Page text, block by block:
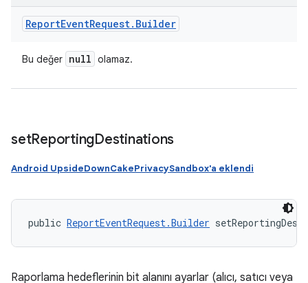
ReportEventRequest. Builder
Bu değer null olamaz.
setReportingDestinations
Android UpsideDownCakePrivacySandbox'a eklendi
public ReportEventRequest.Builder
Raporlama hedeflerinin bit alanını ayarlar (alıcı, satıcı veya